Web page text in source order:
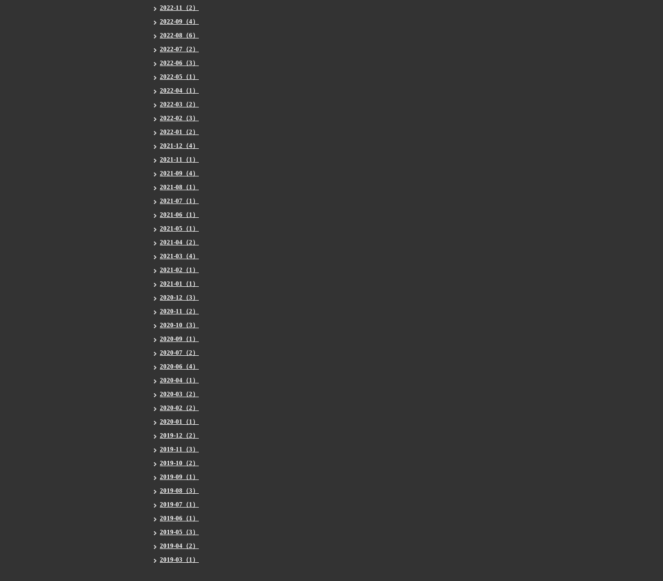
2022-11（2）
2022-09（4）
2022-08（6）
2022-07（2）
2022-06（3）
2022-05（1）
2022-04（1）
2022-03（2）
2022-02（3）
2022-01（2）
2021-12（4）
2021-11（1）
2021-09（4）
2021-08（1）
2021-07（1）
2021-06（1）
2021-05（1）
2021-04（2）
2021-03（4）
2021-02（1）
2021-01（1）
2020-12（3）
2020-11（2）
2020-10（3）
2020-09（1）
2020-07（2）
2020-06（4）
2020-04（1）
2020-03（2）
2020-02（2）
2020-01（1）
2019-12（2）
2019-11（3）
2019-10（2）
2019-09（1）
2019-08（3）
2019-07（1）
2019-06（1）
2019-05（3）
2019-04（2）
2019-03（1）